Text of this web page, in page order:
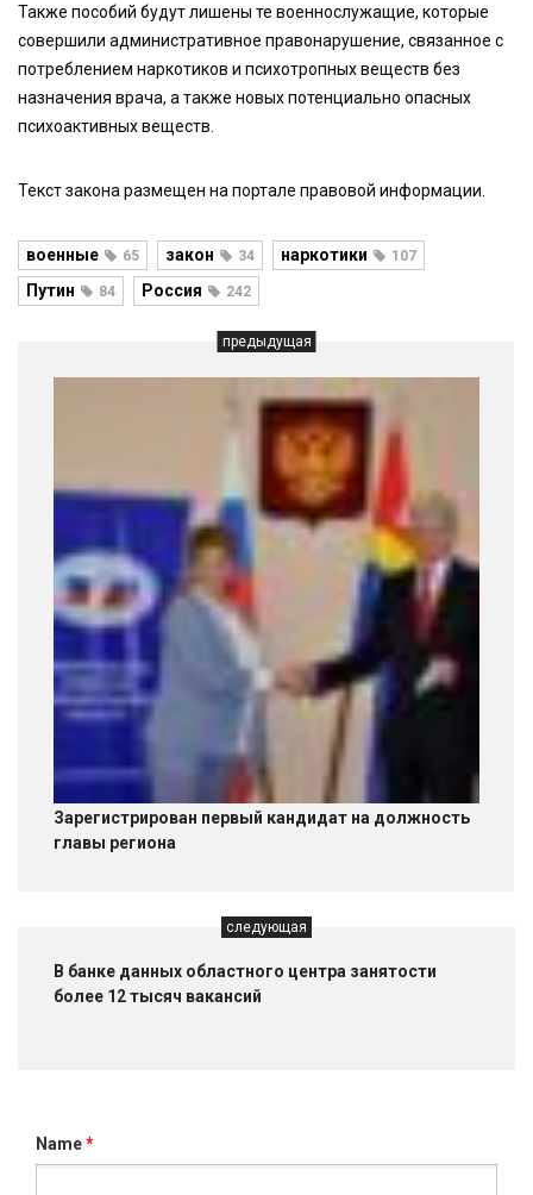
Также пособий будут лишены те военнослужащие, которые
совершили административное правонарушение, связанное с
потреблением наркотиков и психотропных веществ без
назначения врача, а также новых потенциально опасных
психоактивных веществ.
Текст закона размещен на портале правовой информации.
военные 65 закон 34 наркотики 107
Путин 84 Россия 242
предыдущая
Зарегистрирован первый кандидат на должность
главы региона
следующая
В банке данных областного центра занятости
более 12 тысяч вакансий
Name*